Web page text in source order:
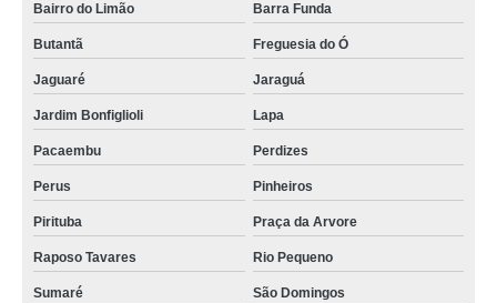
Bairro do Limão Barra Funda
Butantã Freguesia do Ó
Jaguaré Jaraguá
Jardim Bonfiglioli Lapa
Pacaembu Perdizes
Perus Pinheiros
Pirituba Praça da Arvore
Raposo Tavares Rio Pequeno
Sumaré São Domingos